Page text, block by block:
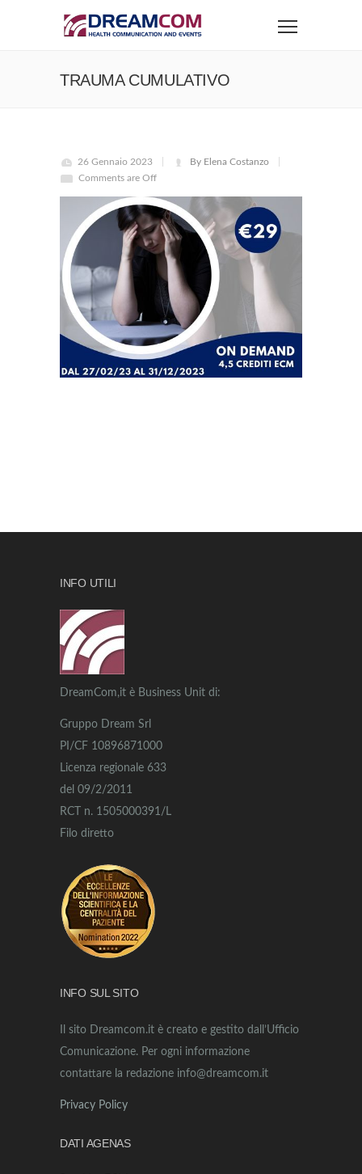
TRAUMA CUMULATIVO
26 Gennaio 2023
By Elena Costanzo
Comments are Off
INFO UTILI
DreamCom,it è Business Unit di:
Gruppo Dream Srl
PI/CF 10896871000
Licenza regionale 633
del 09/2/2011
RCT n. 1505000391/L
Filo diretto
INFO SUL SITO
Il sito Dreamcom.it è creato e gestito dall’Ufficio
Comunicazione. Per ogni informazione
contattare la redazione info@dreamcom.it
Privacy Policy
DATI AGENAS